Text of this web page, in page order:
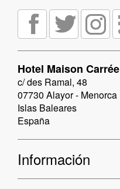
Hotel Maison Carrée
c/ des Ramal, 48
07730 Alayor - Menorca
Islas Baleares
España
Información